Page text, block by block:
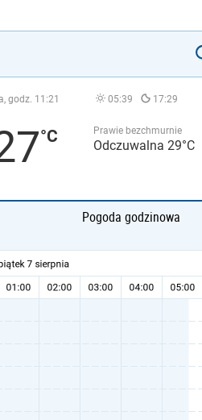
godz. 11:21 05:39 17:29
Prawie bezchmurnie
Odczuwalna 29°C
Pogoda godzinowa